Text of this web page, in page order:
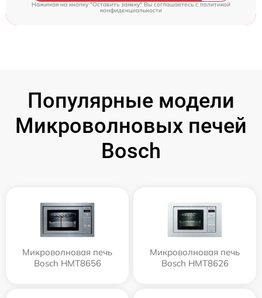
Нажимая на кнопку "Оставить заявку" Вы соглашаетесь cполитикой
конфиденциальности
Популярные модели
Микроволновых печей
Bosch
Микроволновая печь
Bosch HMT8656
Микроволновая печь
Bosch HMT8626